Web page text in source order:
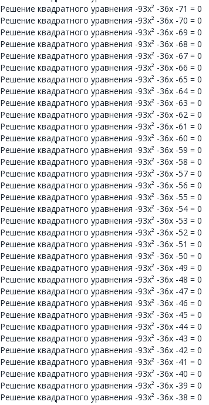
Решение квадратного уравнения -93x² -36x -71 = 0
Решение квадратного уравнения -93x² -36x -70 = 0
Решение квадратного уравнения -93x² -36x -69 = 0
Решение квадратного уравнения -93x² -36x -68 = 0
Решение квадратного уравнения -93x² -36x -67 = 0
Решение квадратного уравнения -93x² -36x -66 = 0
Решение квадратного уравнения -93x² -36x -65 = 0
Решение квадратного уравнения -93x² -36x -64 = 0
Решение квадратного уравнения -93x² -36x -63 = 0
Решение квадратного уравнения -93x² -36x -62 = 0
Решение квадратного уравнения -93x² -36x -61 = 0
Решение квадратного уравнения -93x² -36x -60 = 0
Решение квадратного уравнения -93x² -36x -59 = 0
Решение квадратного уравнения -93x² -36x -58 = 0
Решение квадратного уравнения -93x² -36x -57 = 0
Решение квадратного уравнения -93x² -36x -56 = 0
Решение квадратного уравнения -93x² -36x -55 = 0
Решение квадратного уравнения -93x² -36x -54 = 0
Решение квадратного уравнения -93x² -36x -53 = 0
Решение квадратного уравнения -93x² -36x -52 = 0
Решение квадратного уравнения -93x² -36x -51 = 0
Решение квадратного уравнения -93x² -36x -50 = 0
Решение квадратного уравнения -93x² -36x -49 = 0
Решение квадратного уравнения -93x² -36x -48 = 0
Решение квадратного уравнения -93x² -36x -47 = 0
Решение квадратного уравнения -93x² -36x -46 = 0
Решение квадратного уравнения -93x² -36x -45 = 0
Решение квадратного уравнения -93x² -36x -44 = 0
Решение квадратного уравнения -93x² -36x -43 = 0
Решение квадратного уравнения -93x² -36x -42 = 0
Решение квадратного уравнения -93x² -36x -41 = 0
Решение квадратного уравнения -93x² -36x -40 = 0
Решение квадратного уравнения -93x² -36x -39 = 0
Решение квадратного уравнения -93x² -36x -38 = 0